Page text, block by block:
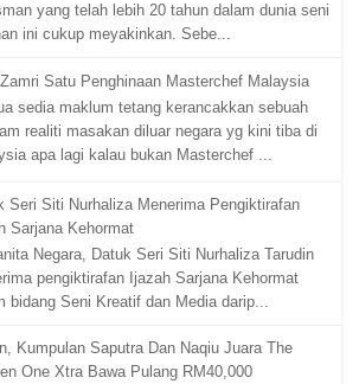
yang telah lebih 20 tahun dalam dunia seni
ini cukup meyakinkan. Sebe...
Satu Penghinaan Masterchef Malaysia
sedia maklum tetang kerancakkan sebuah
realiti masakan diluar negara yg kini tiba di
apa lagi kalau bukan Masterchef ...
Seri Siti Nurhaliza Menerima Pengiktirafan
Sarjana Kehormat
Negara, Datuk Seri Siti Nurhaliza Tarudin
pengiktirafan Ijazah Sarjana Kehormat
bidang Seni Kreatif dan Media darip...
Kumpulan Saputra Dan Naqiu Juara The
One Xtra Bawa Pulang RM40,000